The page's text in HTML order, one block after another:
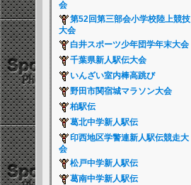
会
第52回第三部会小学校陸上競技
大会
白井スポーツ少年団学年末大会
千葉県新人駅伝大会
いんざい室内棒高跳び
野田市関宿城マラソン大会
柏駅伝
葛北中学新人駅伝
印西地区学警連新人駅伝競走大
会
松戸中学新人駅伝
葛南中学新人駅伝